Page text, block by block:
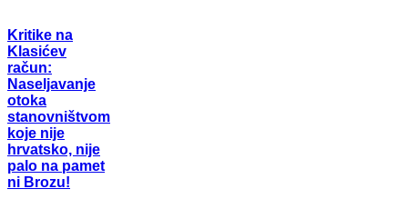
Kritike na
Klasićev
račun:
Naseljavanje
otoka
stanovništvom
koje nije
hrvatsko, nije
palo na pamet
ni Brozu!